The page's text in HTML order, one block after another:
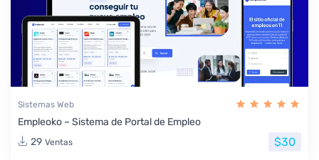
Sistemas Web
Empleoko – Sistema de Portal de Empleo
29 Ventas $30